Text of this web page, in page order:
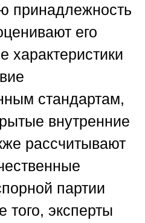
принадлежность
его
характеристики
стандартам,
внутренние
рассчитывают
партии
того, эксперты